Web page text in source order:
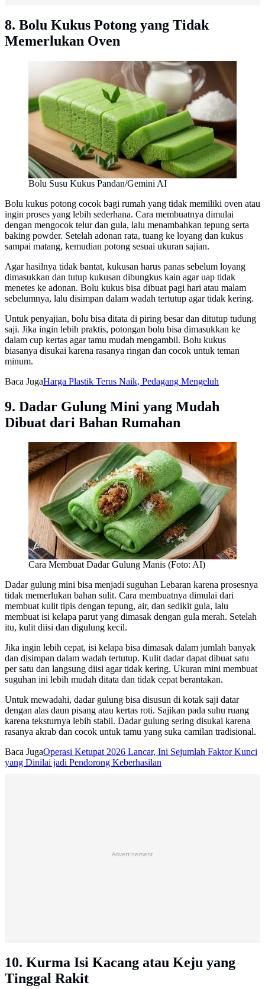
8. Bolu Kukus Potong yang Tidak
Memerlukan Oven
Bolu Susu Kukus Pandan/Gemini AI
Bolu kukus potong cocok bagi rumah yang tidak memiliki oven atau
ingin proses yang lebih sederhana. Cara membuatnya dimulai
dengan mengocok telur dan gula, lalu menambahkan tepung serta
baking powder. Setelah adonan rata, tuang ke loyang dan kukus
sampai matang, kemudian potong sesuai ukuran sajian.
Agar hasilnya tidak bantat, kukusan harus panas sebelum loyang
dimasukkan dan tutup kukusan dibungkus kain agar uap tidak
menetes ke adonan. Bolu kukus bisa dibuat pagi hari atau malam
sebelumnya, lalu disimpan dalam wadah tertutup agar tidak kering.
Untuk penyajian, bolu bisa ditata di piring besar dan ditutup tudung
saji. Jika ingin lebih praktis, potongan bolu bisa dimasukkan ke
dalam cup kertas agar tamu mudah mengambil. Bolu kukus
biasanya disukai karena rasanya ringan dan cocok untuk teman
minum.
Baca JugaHarga Plastik Terus Naik, Pedagang Mengeluh
9. Dadar Gulung Mini yang Mudah
Dibuat dari Bahan Rumahan
Cara Membuat Dadar Gulung Manis (Foto: AI)
Dadar gulung mini bisa menjadi suguhan Lebaran karena prosesnya
tidak memerlukan bahan sulit. Cara membuatnya dimulai dari
membuat kulit tipis dengan tepung, air, dan sedikit gula, lalu
membuat isi kelapa parut yang dimasak dengan gula merah. Setelah
itu, kulit diisi dan digulung kecil.
Jika ingin lebih cepat, isi kelapa bisa dimasak dalam jumlah banyak
dan disimpan dalam wadah tertutup. Kulit dadar dapat dibuat satu
per satu dan langsung diisi agar tidak kering. Ukuran mini membuat
suguhan ini lebih mudah ditata dan tidak cepat berantakan.
Untuk mewadahi, dadar gulung bisa disusun di kotak saji datar
dengan alas daun pisang atau kertas roti. Sajikan pada suhu ruang
karena teksturnya lebih stabil. Dadar gulung sering disukai karena
rasanya akrab dan cocok untuk tamu yang suka camilan tradisional.
Baca JugaOperasi Ketupat 2026 Lancar, Ini Sejumlah Faktor Kunci
yang Dinilai jadi Pendorong Keberhasilan
Advertisement
10. Kurma Isi Kacang atau Keju yang
Tinggal Rakit